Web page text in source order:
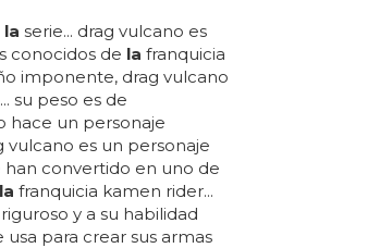
la serie... drag vulcano es
conocidos de la franquicia
imponente, drag vulcano
... su peso es de
hace un personaje
vulcano es un personaje
han convertido en uno de
la franquicia kamen rider...
y a su habilidad
usa para crear sus armas